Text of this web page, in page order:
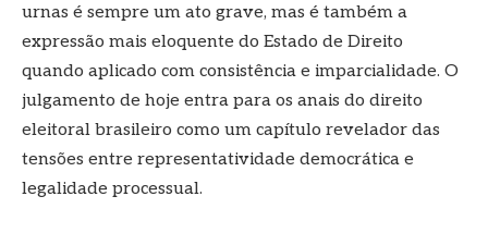
urnas é sempre um ato grave, mas é também a
expressão mais eloquente do Estado de Direito
quando aplicado com consistência e imparcialidade. O
julgamento de hoje entra para os anais do direito
eleitoral brasileiro como um capítulo revelador das
tensões entre representatividade democrática e
legalidade processual.